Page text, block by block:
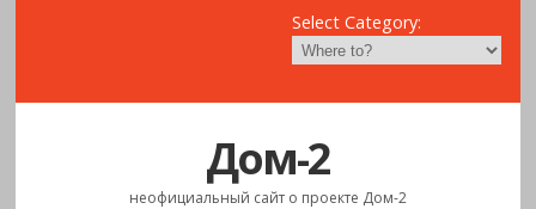
Select Category:
Дом-2
неофициальный сайт о проекте Дом-2